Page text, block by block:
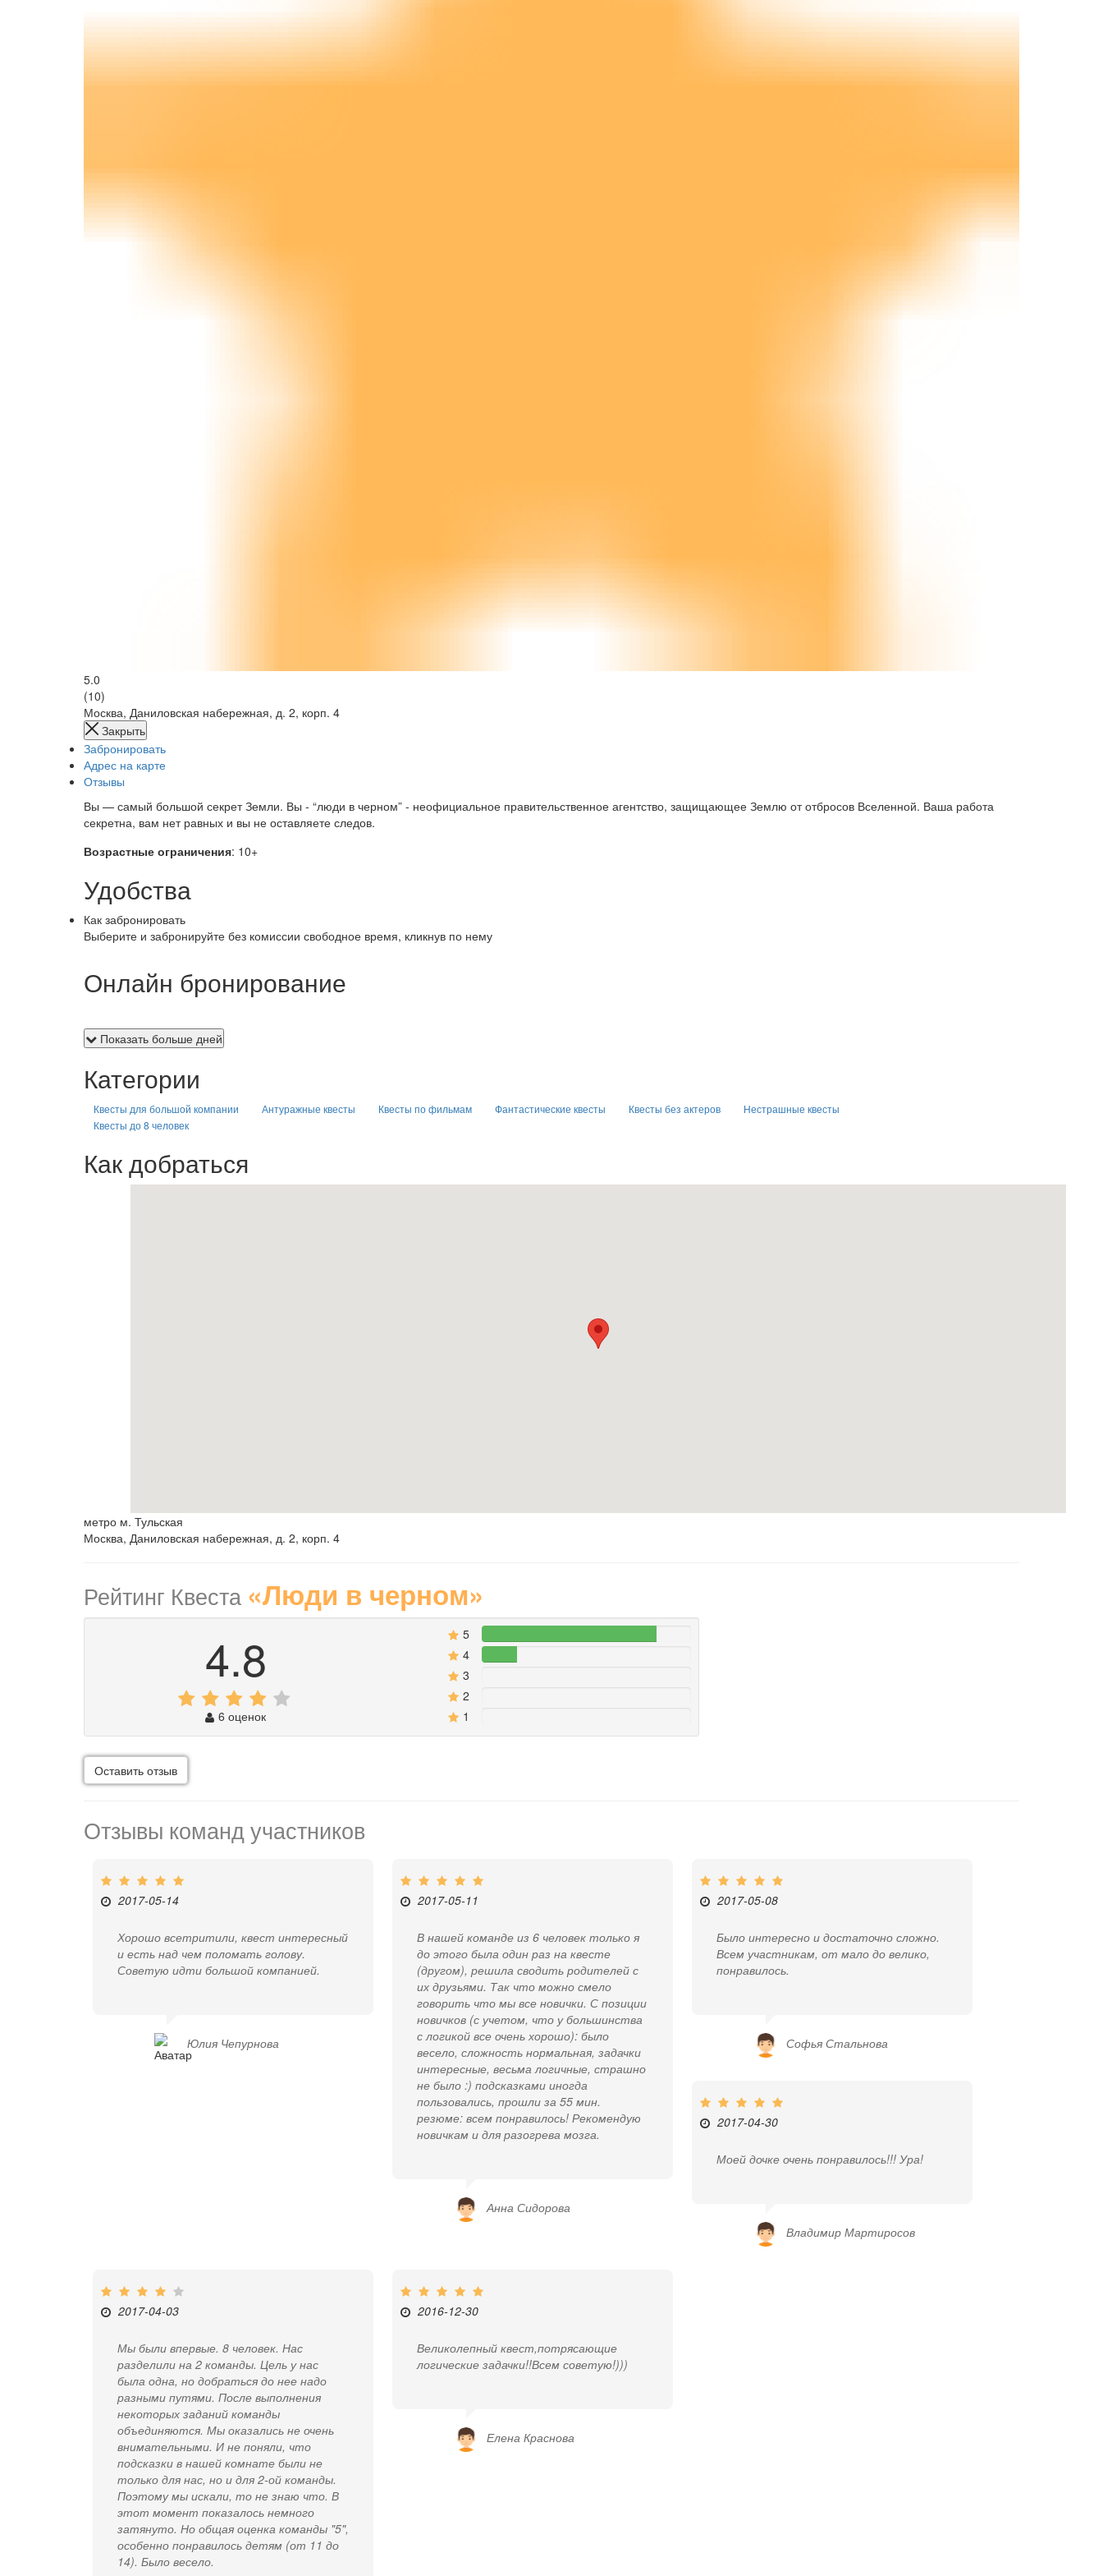
5.0
(10)
Москва, Даниловская набережная, д. 2, корп. 4
Закрыть
Забронировать
Адрес на карте
Отзывы
Вы — самый большой секрет Земли. Вы - “люди в черном” - неофициальное правительственное агентство, защищающее Землю от отбросов Вселенной. Ваша работа
секретна, вам нет равных и вы не оставляете следов.
Возрастные ограничения: 10+
Удобства
Как забронировать
Выберите и забронируйте без комиссии свободное время, кликнув по нему
Онлайн бронирование
Показать больше дней
Категории
Квесты для большой компании Антуражные квесты Квесты по фильмам Фантастические квесты Квесты без актеров
Нестрашные квесты
Квесты до 8 человек
Как добраться
метро м. Тульская
Москва, Даниловская набережная, д. 2, корп. 4
Рейтинг Квеста «Люди в черном»
4.8
6 оценок
5 83.333333333333%
4 16.666666666667%
3
2
1
Оставить отзыв
Отзывы команд участников
2017-05-14
Хорошо всетритили, квест интересный
и есть над чем поломать голову.
Советую идти большой компанией.
Юлия Чепурнова
2017-05-11
В нашей команде из 6 человек только я
до этого была один раз на квесте
(другом), решила сводить родителей с
их друзьями. Так что можно смело
говорить что мы все новички. С позиции
новичков (с учетом, что у большинства
с логикой все очень хорошо): было
весело, сложность нормальная, задачки
интересные, весьма логичные, страшно
не было :) подсказками иногда
пользовались, прошли за 55 мин.
резюме: всем понравилось! Рекомендую
новичкам и для разогрева мозга.
Анна Сидорова
2017-05-08
Было интересно и достаточно сложно.
Всем участникам, от мало до велико,
понравилось.
Софья Стальнова
2017-04-30
Моей дочке очень понравилось!!! Ура!
Владимир Мартиросов
2017-04-03
Мы были впервые. 8 человек. Нас
разделили на 2 команды. Цель у нас
была одна, но добраться до нее надо
разными путями. После выполнения
некоторых заданий команды
объединяются. Мы оказались не очень
внимательными. И не поняли, что
подсказки в нашей комнате были не
только для нас, но и для 2-ой команды.
Поэтому мы искали, то не знаю что. В
этот момент показалось немного
затянуто. Но общая оценка команды "5",
особенно понравилось детям (от 11 до
14). Было весело.
2016-12-30
Великолепный квест,потрясающие
логические задачки!!Всем советую!)))
Елена Краснова